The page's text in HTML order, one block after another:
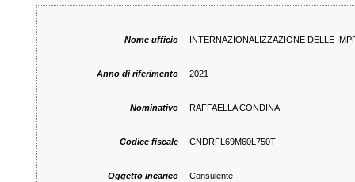
Nome ufficio INTERNAZIONALIZZAZIONE DELLE
Anno di riferimento 2021
Nominativo RAFFAELLA CONDINA
Codice fiscale CNDRFL69M60L750T
Oggetto incarico Consulente